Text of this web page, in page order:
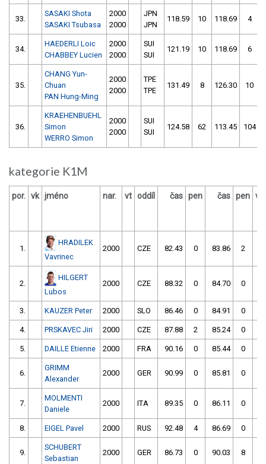
33.
SASAKI Shota
SASAKI Tsubasa
2000
2000
JPN
JPN
118.59 10 118.69 4
34.
HAEDERLI Loic
CHABBEY Lucien
2000
2000
SUI
SUI
121.19 10 118.69 6
35.
CHANG Yun-
Chuan
PAN Hung-Ming
2000
2000
TPE
TPE
131.49 8 126.30 10
36.
KRAEHENBUEHL
Simon
WERRO Simon
2000
2000
SUI
SUI
124.58 62 113.45 104
kategorie K1M
por. vk jméno nar. vt oddíl čas pen čas pen
1.
HRADILEK
Vavrinec
2000 CZE 82.43 0 83.86 2
2.
HILGERT
Lubos
2000 CZE 88.32 0 84.70 0
3. KAUZER Peter 2000 SLO 86.46 0 84.91 0
4. PRSKAVEC Jiri 2000 CZE 87.88 2 85.24 0
5. DAILLE Etienne 2000 FRA 90.16 0 85.44 0
6.
GRIMM
Alexander
2000 GER 90.99 0 85.81 0
7.
MOLMENTI
Daniele
2000 ITA 89.35 0 86.11 0
8. EIGEL Pavel 2000 RUS 92.48 4 86.69 0
9.
SCHUBERT
Sebastian
2000 GER 86.73 0 90.03 8